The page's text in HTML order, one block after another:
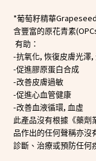
*葡萄籽精華
含豐富的原花青素
有助：
-抗氧化, 恢復皮膚光澤,
-促進膠原蛋白合成
-改善皮膚過敏
-促進心血管健康
-改善血液循環, 血虛
此產品沒有根據《藥劑
品作出的任何聲稱亦沒
診斷、治療或預防任何